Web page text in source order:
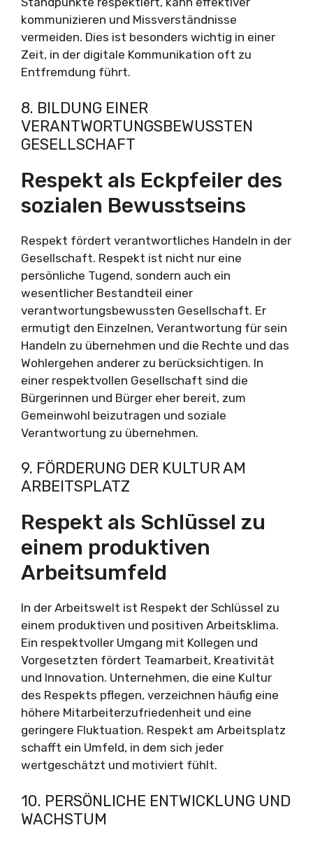
kommunizieren und Missverständnisse
vermeiden. Dies ist besonders wichtig in einer
Zeit, in der digitale Kommunikation oft zu
Entfremdung führt.
8. BILDUNG EINER
VERANTWORTUNGSBEWUSSTEN
GESELLSCHAFT
Respekt als Eckpfeiler des
sozialen Bewusstseins
Respekt fördert verantwortliches Handeln in der
Gesellschaft. Respekt ist nicht nur eine
persönliche Tugend, sondern auch ein
wesentlicher Bestandteil einer
verantwortungsbewussten Gesellschaft. Er
ermutigt den Einzelnen, Verantwortung für sein
Handeln zu übernehmen und die Rechte und das
Wohlergehen anderer zu berücksichtigen. In
einer respektvollen Gesellschaft sind die
Bürgerinnen und Bürger eher bereit, zum
Gemeinwohl beizutragen und soziale
Verantwortung zu übernehmen.
9. FÖRDERUNG DER KULTUR AM
ARBEITSPLATZ
Respekt als Schlüssel zu
einem produktiven
Arbeitsumfeld
In der Arbeitswelt ist Respekt der Schlüssel zu
einem produktiven und positiven Arbeitsklima.
Ein respektvoller Umgang mit Kollegen und
Vorgesetzten fördert Teamarbeit, Kreativität
und Innovation. Unternehmen, die eine Kultur
des Respekts pflegen, verzeichnen häufig eine
höhere Mitarbeiterzufriedenheit und eine
geringere Fluktuation. Respekt am Arbeitsplatz
schafft ein Umfeld, in dem sich jeder
wertgeschätzt und motiviert fühlt.
10. PERSÖNLICHE ENTWICKLUNG UND
WACHSTUM